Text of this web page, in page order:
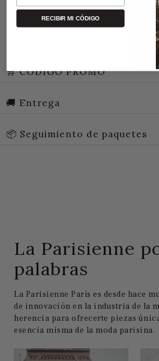
🛒 CÓDIGO PROMO
🚚 Entrega
📦 Seguimiento de paquetes
La Parisienne
palabras
La Parisienne París es desde hace
de innovación en la industria de la
herencia para ofrecerte piezas
esencia misma de la moda parisina.
RECIBIR MI CÓDIGO